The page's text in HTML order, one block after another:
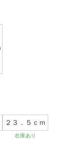
２３．５ｃｍ
在庫あり